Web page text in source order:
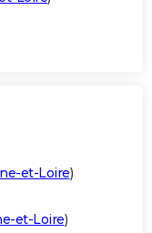
et-Loire)
et-Loire)